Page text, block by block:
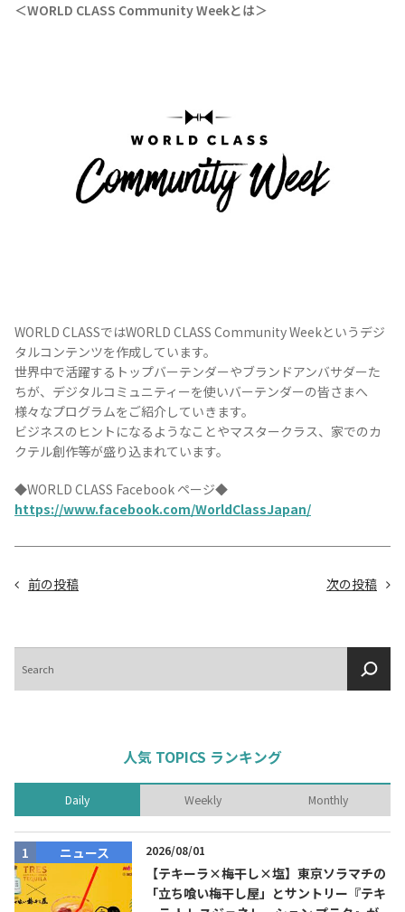
COPYRIGHT © JUAST All rights reserved.
＜WORLD CLASS Community Weekとは＞
WORLD CLASSではWORLD CLASS Community Weekというデジ
タルコンテンツを作成しています。
世界中で活躍するトップバーテンダーやブランドアンバサダーた
ちが、デジタルコミュニティーを使いバーテンダーの皆さまへ
様々なプログラムをご紹介していきます。
ビジネスのヒントになるようなことやマスタークラス、家でのカ
クテル創作等が盛り込まれています。
◆WORLD CLASS Facebook ページ◆
https://www.facebook.com/WorldClassJapan/
前の投稿 次の投稿
索
人気 TOPICS ランキング
Daily Weekly Monthly
ニュース 2026/08/01
【テキーラ×梅干し×塩】東京ソラマチの
「立ち喰い梅干し屋」とサントリー『テキ